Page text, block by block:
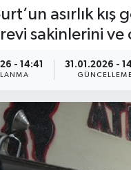
asırlık
sakinlerini ve
- 14:41 31.01.2026 -